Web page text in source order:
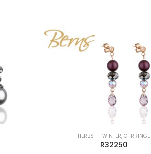
HERBST - WINTER, OHRRINGE
R32250